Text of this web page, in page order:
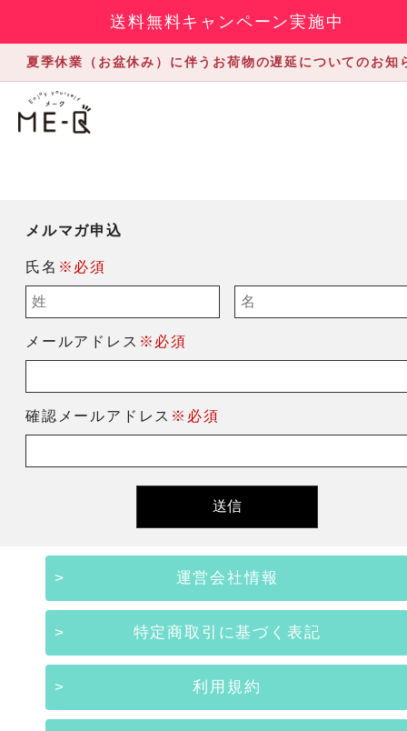
送料無料キャンペーン実施中
夏季休業（お盆休み）に伴うお荷物の遅延についてのお知
メルマガ申込
氏名 ※必須
メールアドレス ※必須
確認メールアドレス ※必須
運営会社情報
特定商取引に基づく表記
利用規約